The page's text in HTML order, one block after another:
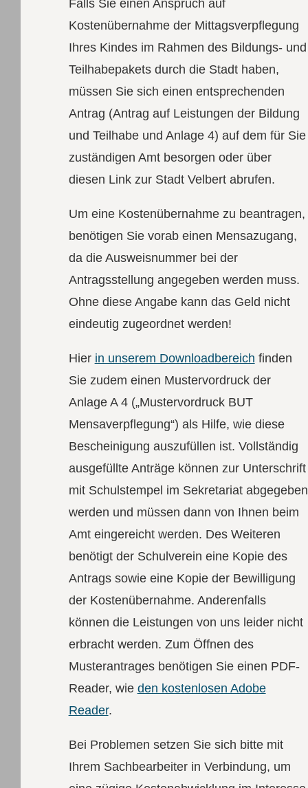
Falls Sie einen Anspruch auf
Kostenübernahme der Mittagsverpflegung
Ihres Kindes im Rahmen des Bildungs- und
Teilhabepakets durch die Stadt haben,
müssen Sie sich einen entsprechenden
Antrag (Antrag auf Leistungen der Bildung
und Teilhabe und Anlage 4) auf dem für Sie
zuständigen Amt besorgen oder über
diesen Link zur Stadt Velbert abrufen.
Um eine Kostenübernahme zu beantragen,
benötigen Sie vorab einen Mensazugang,
da die Ausweisnummer bei der
Antragsstellung angegeben werden muss.
Ohne diese Angabe kann das Geld nicht
eindeutig zugeordnet werden!
Hier in unserem Downloadbereich finden
Sie zudem einen Mustervordruck der
Anlage A 4 („Mustervordruck BUT
Mensaverpflegung“) als Hilfe, wie diese
Bescheinigung auszufüllen ist. Vollständig
ausgefüllte Anträge können zur Unterschrift
mit Schulstempel im Sekretariat abgegeben
werden und müssen dann von Ihnen beim
Amt eingereicht werden. Des Weiteren
benötigt der Schulverein eine Kopie des
Antrags sowie eine Kopie der Bewilligung
der Kostenübernahme. Anderenfalls
können die Leistungen von uns leider nicht
erbracht werden. Zum Öffnen des
Musterantrages benötigen Sie einen PDF-
Reader, wie den kostenlosen Adobe
Reader.
Bei Problemen setzen Sie sich bitte mit
Ihrem Sachbearbeiter in Verbindung, um